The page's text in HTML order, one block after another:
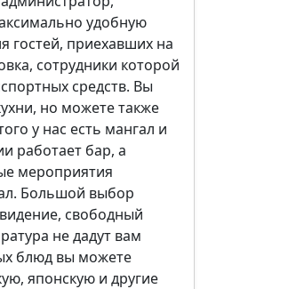
удобную
гостей, приехавших на
сотрудники которой
средств. Вы
но можете также
у нас есть мангал и
работает бар, а
мероприятия
Большой выбор
свободный
не дадут вам
блюд вы можете
японскую и другие